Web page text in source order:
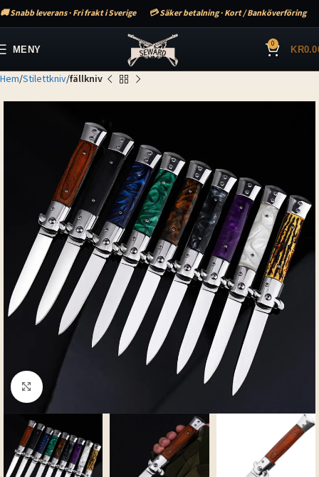
🚚 Snabb leverans · Fri frakt i Sverige 💳 Säker betalning · Kort / Banköverföring
MENY 0 KR
Hem Stilettkniv fällkniv
Klicka för att förstora